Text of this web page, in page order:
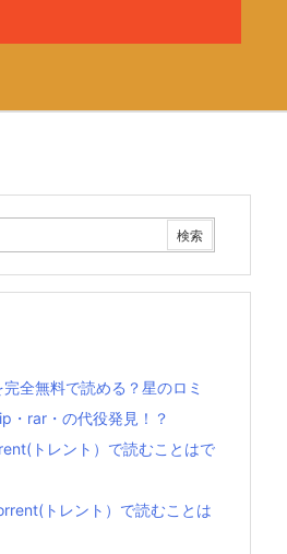
全無料で読める？星のロミ
・rar・の代役発見！？
トレント）で読むことはで
トレント）で読むことは